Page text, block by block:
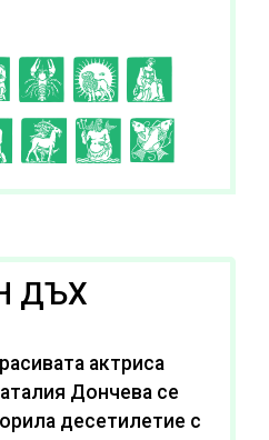
FGH
L A B
ДЪХ
актриса
Дончева се
десетилетие с